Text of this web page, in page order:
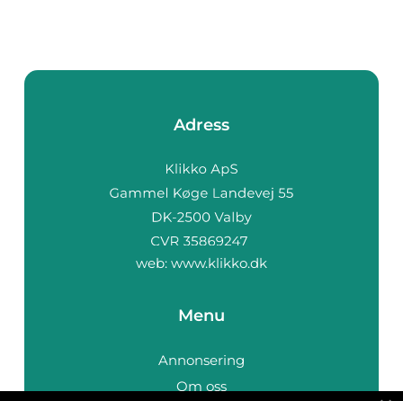
Adress
web: www.klikko.dk
Menu
Annonsering
Om oss